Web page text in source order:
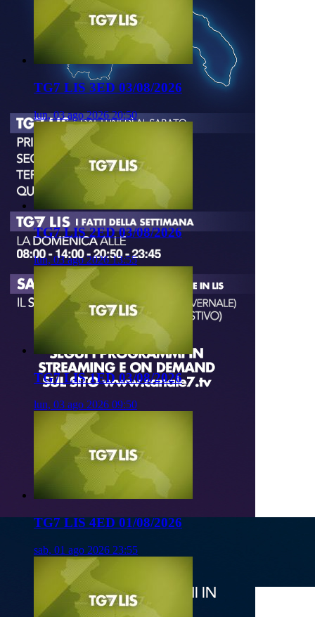
TG7 LIS 3ED 03/08/2026
lun, 03 ago 2026 20:50
TG7 LIS 2ED 03/08/2026
lun, 03 ago 2026 13:55
TG7 LIS 1ED 03/08/2026
lun, 03 ago 2026 09:50
TG7 LIS 4ED 01/08/2026
sab, 01 ago 2026 23:55